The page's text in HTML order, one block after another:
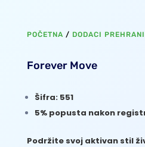
POČETNA / DODACI PREHRANI
Forever Move
Šifra: 551
5% popusta nakon
Podržite svoj aktivan stil